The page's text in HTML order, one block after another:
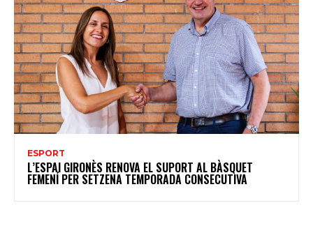
ESPORT
L’ESPAI GIRONÈS RENOVA EL SUPORT AL BÀSQUET
FEMENÍ PER SETZENA TEMPORADA CONSECUTIVA